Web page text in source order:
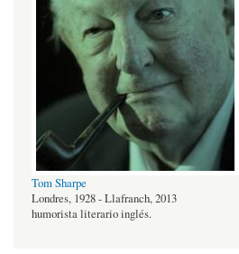
Tom Sharpe
Londres, 1928 - Llafranch, 2013
humorista literario inglés.